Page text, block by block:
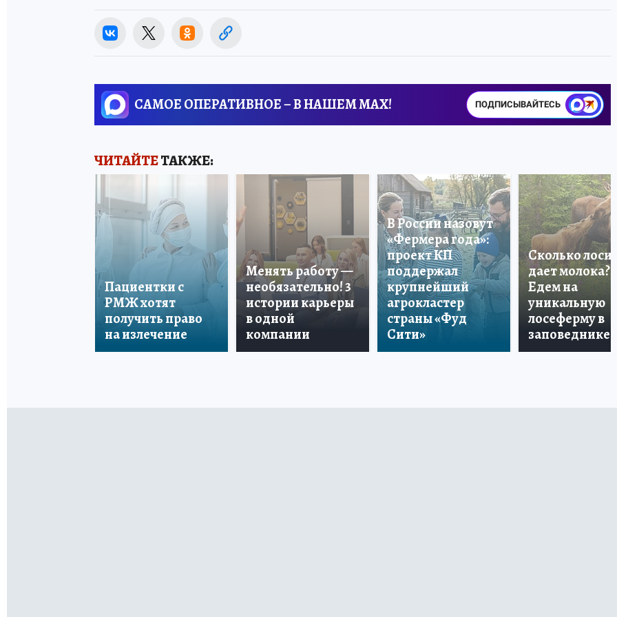
САМОЕ ОПЕРАТИВНОЕ – В НАШЕМ MAX! ПОДПИСЫВАЙТЕСЬ
ЧИТАЙТЕТАКЖЕ:
Пациентки с
РМЖ хотят
получить право
на излечение
Менять работу —
необязательно! 3
истории карьеры
в одной
компании
В России назовут
«Фермера года»:
проект КП
поддержал
крупнейший
агрокластер
страны «Фуд
Сити»
Сколько лосиха
дает молока?
Едем на
уникальную
лосеферму в
заповеднике!